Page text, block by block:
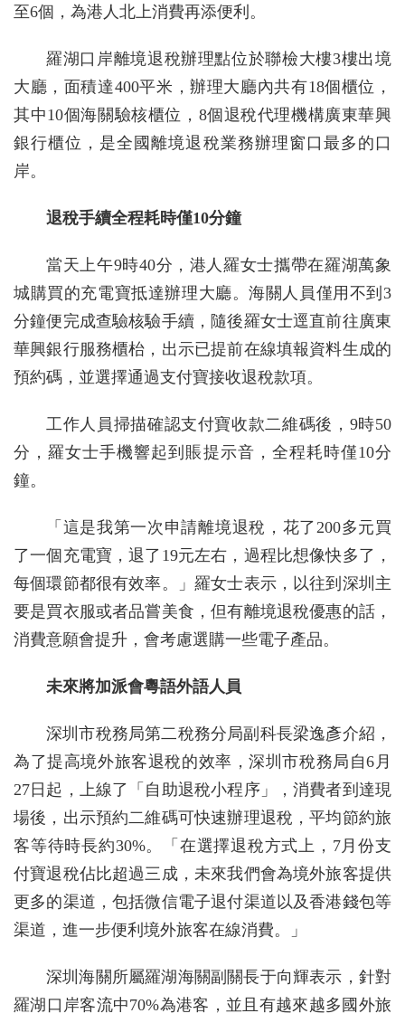
至6個，為港人北上消費再添便利。
羅湖口岸離境退稅辦理點位於聯檢大樓3樓出境
大廳，面積達400平米，辦理大廳內共有18個櫃位，
其中10個海關驗核櫃位，8個退稅代理機構廣東華興
銀行櫃位，是全國離境退稅業務辦理窗口最多的口
岸。
退稅手續全程耗時僅10分鐘
當天上午9時40分，港人羅女士攜帶在羅湖萬象
城購買的充電寶抵達辦理大廳。海關人員僅用不到3
分鐘便完成查驗核驗手續，隨後羅女士逕直前往廣東
華興銀行服務櫃枱，出示已提前在線填報資料生成的
預約碼，並選擇通過支付寶接收退稅款項。
工作人員掃描確認支付寶收款二維碼後，9時50
分，羅女士手機響起到賬提示音，全程耗時僅10分
鐘。
「這是我第一次申請離境退稅，花了200多元買
了一個充電寶，退了19元左右，過程比想像快多了，
每個環節都很有效率。」羅女士表示，以往到深圳主
要是買衣服或者品嘗美食，但有離境退稅優惠的話，
消費意願會提升，會考慮選購一些電子產品。
未來將加派會粵語外語人員
深圳市稅務局第二稅務分局副科長梁逸彥介紹，
為了提高境外旅客退稅的效率，深圳市稅務局自6月
27日起，上線了「自助退稅小程序」，消費者到達現
場後，出示預約二維碼可快速辦理退稅，平均節約旅
客等待時長約30%。「在選擇退稅方式上，7月份支
付寶退稅佔比超過三成，未來我們會為境外旅客提供
更多的渠道，包括微信電子退付渠道以及香港錢包等
渠道，進一步便利境外旅客在線消費。」
深圳海關所屬羅湖海關副關長于向輝表示，針對
羅湖口岸客流中70%為港客，並且有越來越多國外旅